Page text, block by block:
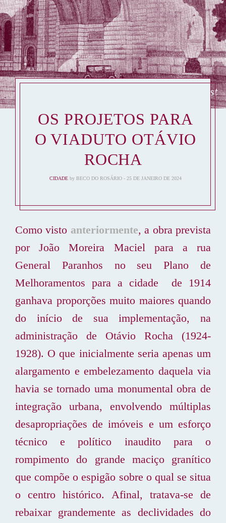
OS PROJETOS PARA
O VIADUTO OTÁVIO
ROCHA
CIDADE by BECO DO ROSÁRIO 25 DE JANEIRO DE 2024
Como visto anteriormente, a obra prevista
por João Moreira Maciel para a rua
General Paranhos no seu Plano de
Melhoramentos para a cidade de 1914
ganhava proporções muito maiores quando
do início de sua implementação, na
administração de Otávio Rocha (1924-
1928). O que inicialmente seria apenas um
alargamento e embelezamento daquela via
havia se tornado uma monumental obra de
integração urbana, envolvendo múltiplas
desapropriações de imóveis e um esforço
técnico e político inaudito para o
rompimento do grande maciço granítico
que compõe o espigão sobre o qual se situa
o centro histórico. Afinal, tratava-se de
rebaixar grandemente as declividades do